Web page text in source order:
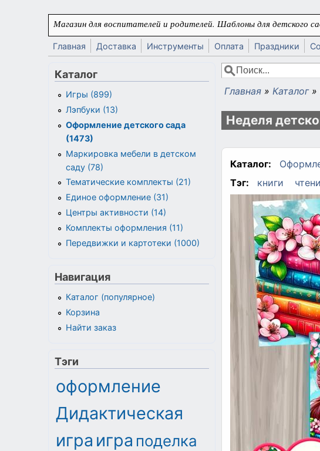
Перейти к основному содержанию
Магазин для воспитателей и родителей. Шаблоны для детского
Главная Доставка Инструменты Оплата Праздники
Форма поиска
Поиск
Вы здесь
Главная » Каталог »
Неделя
Каталог:
Тэг:
книги
Каталог
Игры (899)
Лэпбуки (13)
Оформление детского сада
(1473)
Маркировка мебели в детском
саду (78)
Тематические комплекты (21)
Единое оформление (31)
Центры активности (14)
Комплекты оформления (11)
Передвижки и картотеки (1000)
Навигация
Каталог (популярное)
Корзина
Найти заказ
Тэги
оформление
Дидактическая
игра игра поделка